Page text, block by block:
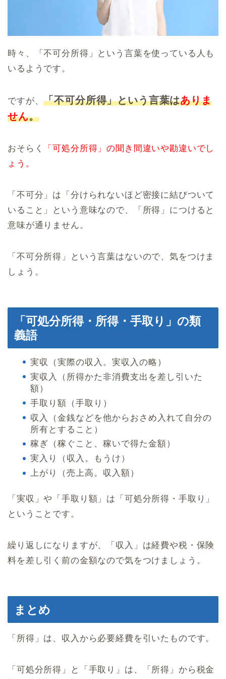
時々、「不可分所得」という言葉を使っている人も
いるようです。
ですが、「不可分所得」という言葉はありま
せん。
おそらく
「可処分所得」の聞き間違いや勘違いでし
ょう。
「不可分」は「分けられないほど密接に結びついて
いること」という意味なので、「所得」につけると
意味が通りません。
「不可分所得」という言葉はないので、気をつけま
しょう。
「可処分所得・所得・手取り」の類
義語
実収（実際の収入。実収入の略）
実収入（所得かた非消費支出を差し引いた
額）
手取り額（手取り）
収入（金銭などを他からおさめ入れて自分の
所有とすること）
稼ぎ（稼ぐこと、稼いで得た金額）
実入り（収入。もうけ）
上がり（売上高。収入額）
「実収」や「手取り額」は「可処分所得・手取り」
ということです。
繰り返しになりますが、「収入」は経費や税・保険
料を差し引く前の金額なので気をつけましょう。
まとめ
「所得」は、収入から必要経費を引いたものです。
「可処分所得」と「手取り」は、「所得」から税金